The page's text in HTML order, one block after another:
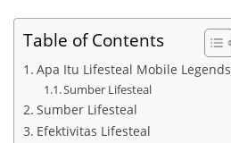
Table of Contents
Apa Itu Lifesteal Mobile Legends
Sumber Lifesteal
Sumber Lifesteal
Efektivitas Lifesteal